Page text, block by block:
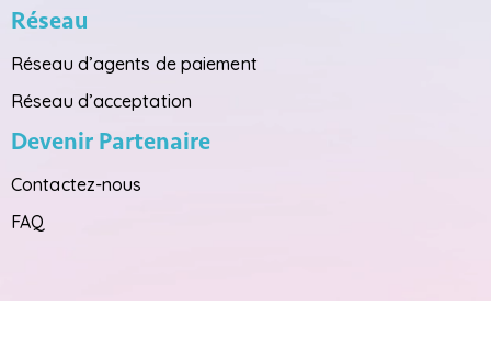
Réseau
Réseau d’agents de paiement
Réseau d’acceptation
Devenir Partenaire
Contactez-nous
FAQ